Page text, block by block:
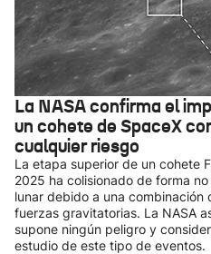
La NASA confirma el
un cohete de SpaceX
cualquier riesgo
La etapa superior de un cohete
2025 ha colisionado de forma
lunar debido a una combinación
fuerzas gravitatorias. La NASA
supone ningún peligro y
estudio de este tipo de eventos.